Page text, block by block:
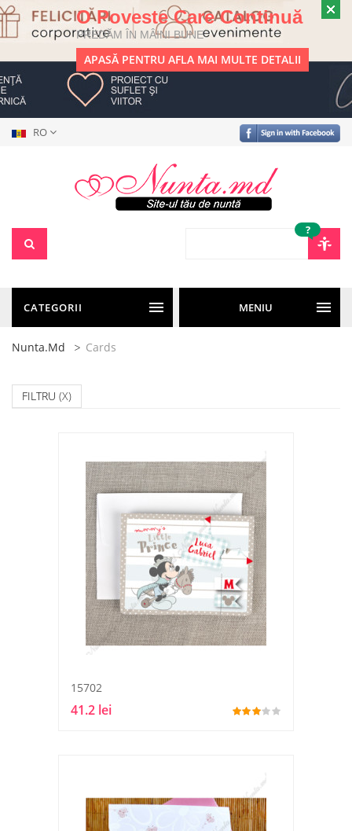
O Poveste Care Continuă
PREDĂM ÎN MÂINI BUNE
APASĂ PENTRU AFLA MAI MULTE DETALII
RO
?
CATEGORII MENIU
Nunta.md Cards
FILTRU (X)
15702
41.2 lei